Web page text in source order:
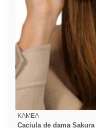
KAMEA
Caciula de dama Sakura